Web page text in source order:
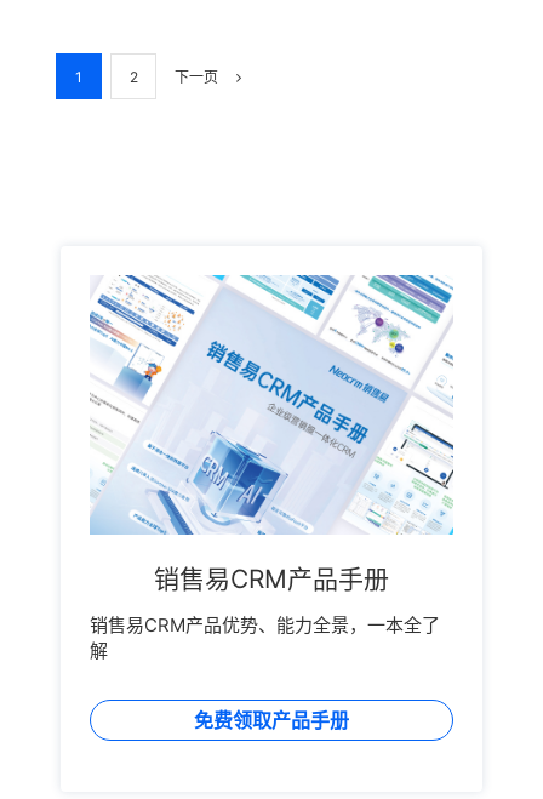
1 2 下一页
销售易CRM产品手册
销售易CRM产品优势、能力全景，一本全了
解
免费领取产品手册